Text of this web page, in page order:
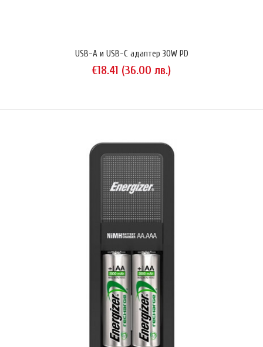
Noco Genius GB20 е компактна Li-Ion стартерна батерия,
предназначена за запалване на автомобил с бензинов ДВГ и 12-
USB-A и USB-C адаптер 30W PD
€18.41 (36.00 лв.)